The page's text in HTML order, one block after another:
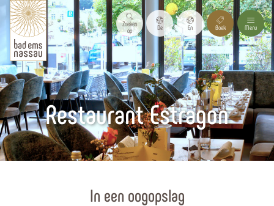
Zoeken
op
De En Boek Menu
Restaurant Estragon
In een oogopslag